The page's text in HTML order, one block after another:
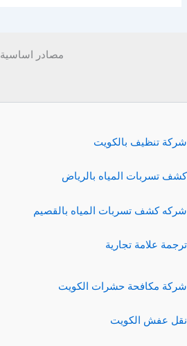
مصادر اساسية
شركة تنظيف بالكويت
كشف تسربات المياه بالرياض
شركه كشف تسربات المياه بالقصيم
ترجمة علامة تجارية
شركة مكافحة حشرات الكويت
نقل عفش الكويت